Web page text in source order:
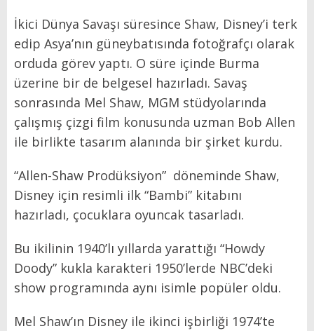
İkici Dünya Savaşı süresince Shaw, Disney’i terk
edip Asya’nın güneybatısında fotoğrafçı olarak
orduda görev yaptı. O süre içinde Burma
üzerine bir de belgesel hazırladı. Savaş
sonrasında Mel Shaw, MGM stüdyolarında
çalışmış çizgi film konusunda uzman Bob Allen
ile birlikte tasarım alanında bir şirket kurdu.
“Allen-Shaw Prodüksiyon” döneminde Shaw,
Disney için resimli ilk “Bambi” kitabını
hazırladı, çocuklara oyuncak tasarladı.
Bu ikilinin 1940’lı yıllarda yarattığı “Howdy
Doody” kukla karakteri 1950’lerde NBC’deki
show programında aynı isimle popüler oldu.
Mel Shaw’ın Disney ile ikinci işbirliği 1974’te